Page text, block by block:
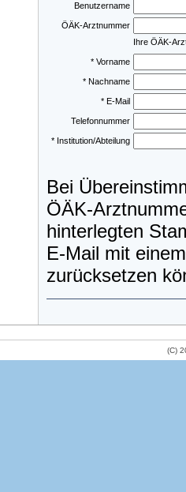
Benutzername
ÖÄK-Arztnummer
Ihre ÖÄK-
* Vorname
* Nachname
* E-Mail
Telefonnummer
* Institution/Abteilung
Bei
ÖÄK-
hinterlegten
E-Mail mit
zurücksetzen
(C)